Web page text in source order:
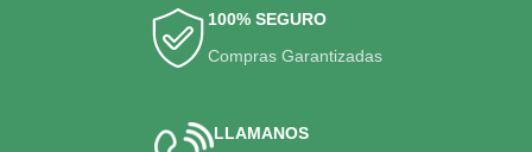
100% SEGURO
Compras Garantizadas
LLAMANOS